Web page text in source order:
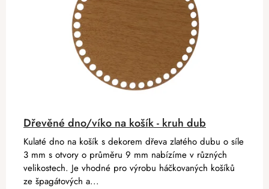
Dřevěné dno/víko na košík - kruh dub
Kulaté dno na košík s dekorem dřeva zlatého dubu o síle
3 mm s otvory o průměru 9 mm nabízíme v různých
velikostech. Je vhodné pro výrobu háčkovaných košíků
ze špagátových a...